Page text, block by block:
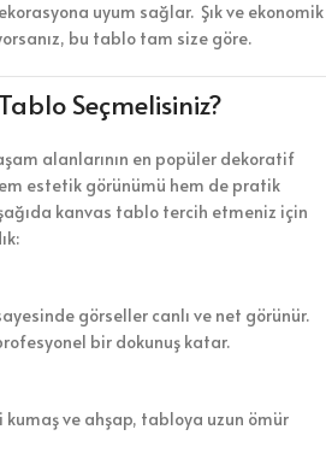
uyum sağlar. Şık ve ekonomik
bu tablo tam size göre.
Seçmelisiniz?
alanlarının en popüler dekoratif
estetik görünümü hem de pratik
kanvas tablo tercih etmeniz için
görseller canlı ve net görünür.
bir dokunuş katar.
ve ahşap, tabloya uzun ömür